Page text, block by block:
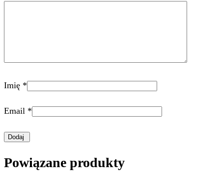
Imię *
Email *
Powiązane produkty